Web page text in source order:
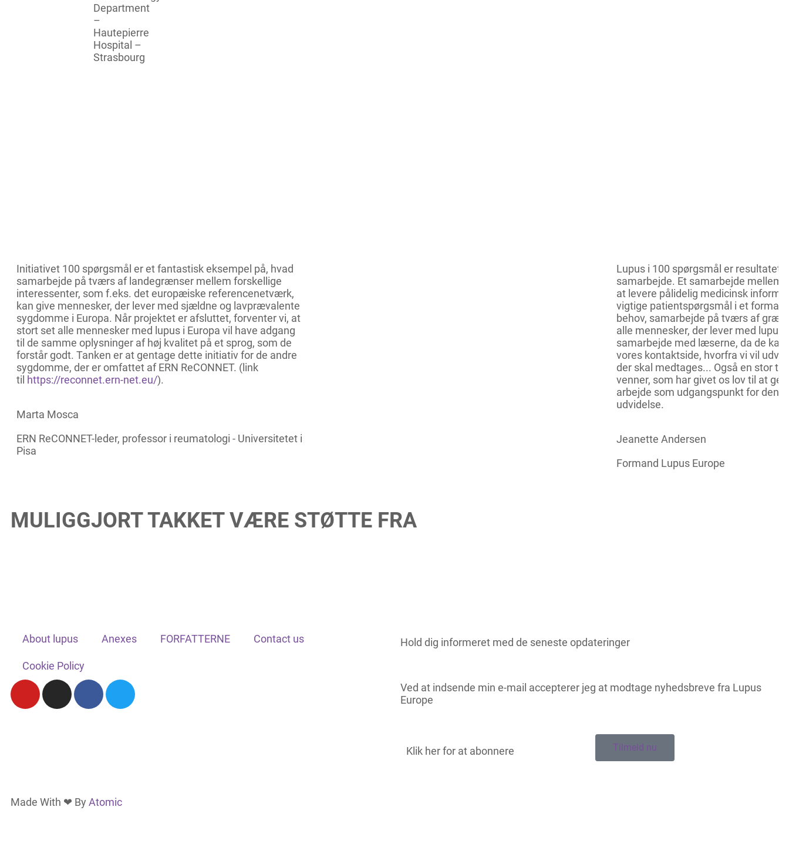
Department
–
Hautepierre
Hospital –
Strasbourg
Initiativet 100 spørgsmål er et fantastisk eksempel på, hvad
samarbejde på tværs af landegrænser mellem forskellige
interessenter, som f.eks. det europæiske referencenetværk,
kan give mennesker, der lever med sjældne og lavprævalente
sygdomme i Europa. Når projektet er afsluttet, forventer vi, at
stort set alle mennesker med lupus i Europa vil have adgang
til de samme oplysninger af høj kvalitet på et sprog, som de
forstår godt. Tanken er at gentage dette initiativ for de andre
sygdomme, der er omfattet af ERN ReCONNET. (link
til https://reconnet.ern-net.eu/).
Marta Mosca
ERN ReCONNET-leder, professor i reumatologi - Universitetet i
Pisa
Lupus i 100 spørgsmål er resultatet
samarbejde. Et samarbejde mellem
at levere pålidelig medicinsk
vigtige patientspørgsmål i et format,
behov, samarbejde på tværs af
alle mennesker, der lever med lupus
samarbejde med læserne, da de
vores kontaktside, hvorfra vi vil
der skal medtages... Også en stor
venner, som har givet os lov til at
arbejde som udgangspunkt for
udvidelse.
Jeanette Andersen
Formand Lupus Europe
MULIGGJORT TAKKET VÆRE STØTTE FRA
About lupus Anexes FORFATTERNE Contact us
Cookie Policy
Hold dig informeret med de seneste opdateringer
Ved at indsende min e-mail accepterer jeg at modtage nyhedsbreve fra Lupus
Europe
Klik her for at abonnere Tilmeld nu
Made With ❤ By Atomic